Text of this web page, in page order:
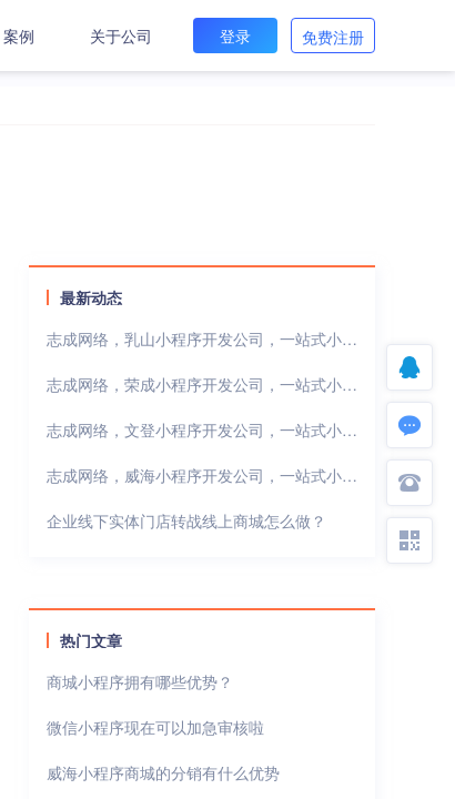
案例 关于公司 登录 免费注册
最新动态
志成网络，乳山小程序开发公司，一站式小程序开发解决方案
志成网络，荣成小程序开发公司，一站式小程序开发解决方案
志成网络，文登小程序开发公司，一站式小程序开发解决方案
志成网络，威海小程序开发公司，一站式小程序开发解决方案
企业线下实体门店转战线上商城怎么做？
热门文章
商城小程序拥有哪些优势？
微信小程序现在可以加急审核啦
威海小程序商城的分销有什么优势